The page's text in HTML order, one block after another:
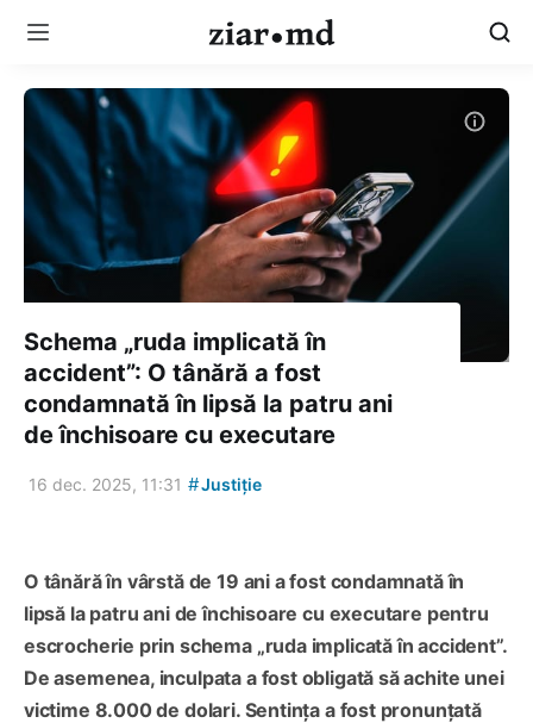
Schema „ruda implicată în
accident”: O tânără a fost
condamnată în lipsă la patru ani
de închisoare cu executare
16 dec. 2025, 11:31 #Justiție
O tânără în vârstă de 19 ani a fost condamnată în
lipsă la patru ani de închisoare cu executare pentru
escrocherie prin schema „ruda implicată în accident”.
De asemenea, inculpata a fost obligată să achite unei
victime 8.000 de dolari. Sentința a fost pronunțată